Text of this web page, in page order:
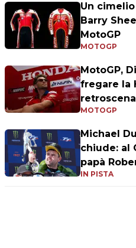
Un
Barry
MotoGP
MOTOGP
MotoGP,
fregare la
retroscena
MOTOGP
Michael
chiude: al
papà
IN PISTA